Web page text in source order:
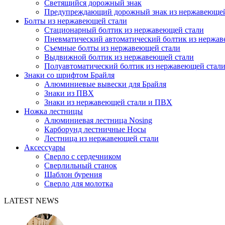
Светящийся дорожный знак
Предупреждающий дорожный знак из
Болты из нержавеющей стали
Стационарный болтик из нержавеющей стали
Пневматический автоматический болтик из
Съемные болты из нержавеющей стали
Выдвижной болтик из нержавеющей стали
Полуавтоматический болтик из нержавеющей стали
Знаки со шрифтом Брайля
Алюминиевые вывески для Брайля
Знаки из ПВХ
Знаки из нержавеющей стали и ПВХ
Ножка лестницы
Алюминиевая лестница Nosing
Карборунд лестничные Носы
Лестница из нержавеющей стали
Аксессуары
Сверло с сердечником
Сверлильный станок
Шаблон бурения
Сверло для молотка
LATEST NEWS